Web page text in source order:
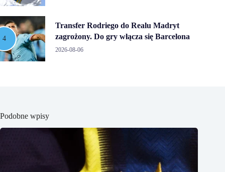
Transfer Rodriego do Realu Madryt
zagrożony. Do gry włącza się Barcelona
2026-08-06
Podobne wpisy